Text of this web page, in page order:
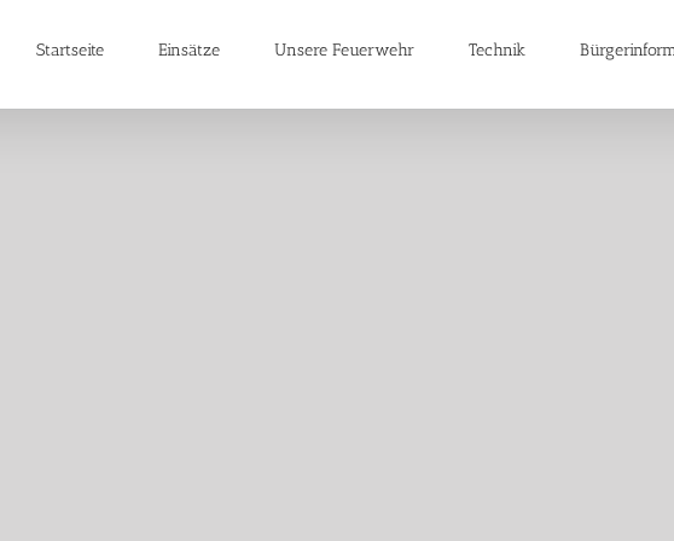
Startseite Einsätze Unsere Feuerwehr Technik